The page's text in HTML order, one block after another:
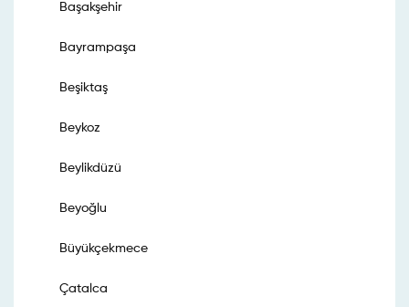
Başakşehir
Bayrampaşa
Beşiktaş
Beykoz
Beylikdüzü
Beyoğlu
Büyükçekmece
Çatalca